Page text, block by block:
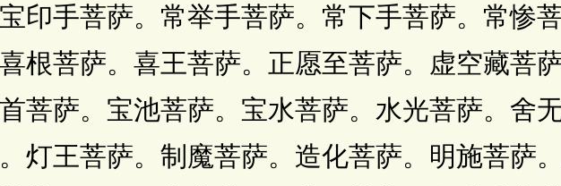
印手菩萨。常举手菩萨。常下手菩萨。常惨
根菩萨。喜王菩萨。正愿至菩萨。虚空藏菩萨
菩萨。宝池菩萨。宝水菩萨。水光菩萨。舍
灯王菩萨。制魔菩萨。造化菩萨。明施菩萨